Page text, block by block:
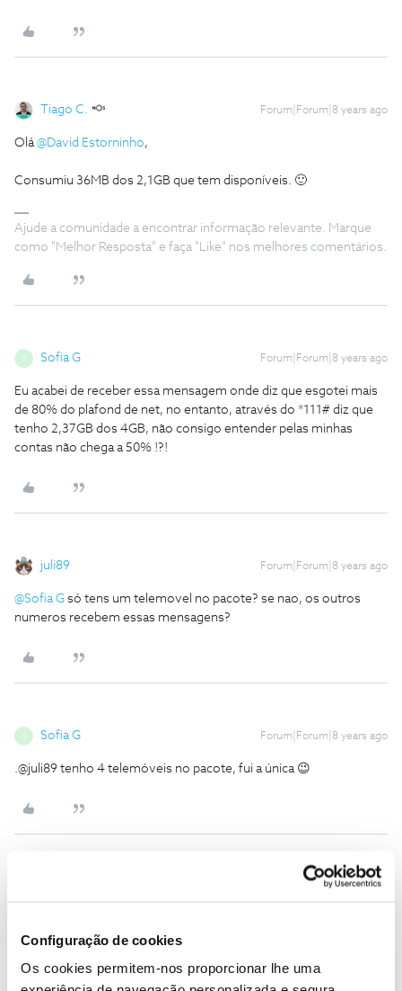
Configuração de cookies
Os cookies permitem-nos proporcionar lhe uma
Tiago C. Forum|Forum|8 years ago
Olá@David Estorninho,
Consumiu 36MB dos 2,1GB que tem disponíveis. 🙂
Ajude a comunidade a encontrar informação relevante. Marque
como "Melhor Resposta" e faça "Like" nos melhores comentários.
Sofia G Forum|Forum|8 years ago
Eu acabei de receber essa mensagem onde diz que esgotei mais
de 80% do plafond de net, no entanto, através do *111# diz que
tenho 2,37GB dos 4GB, não consigo entender pelas minhas
contas não chega a 50% !?!
juli89 Forum|Forum|8 years ago
@Sofia G só tens um telemovel no pacote? se nao, os outros
numeros recebem essas mensagens?
Sofia G Forum|Forum|8 years ago
.@juli89 tenho 4 telemóveis no pacote, fui a única 😉
Forum|Forum|8 years ago
outros cartões. Vê na tua área de cliente se algum passou os 80%.
a informar condições dos extras de net.